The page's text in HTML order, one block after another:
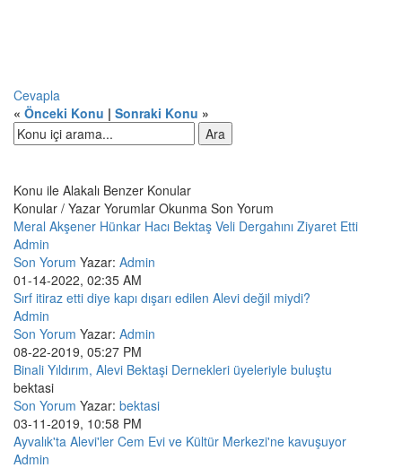
Cevapla
« Önceki Konu | Sonraki Konu »
Konu ile Alakalı Benzer Konular
Konular / Yazar Yorumlar Okunma Son Yorum
Meral Akşener Hünkar Hacı Bektaş Veli Dergahını Ziyaret Etti
Admin
Son Yorum Yazar: Admin
01-14-2022, 02:35 AM
Sırf itiraz etti diye kapı dışarı edilen Alevi değil miydi?
Admin
Son Yorum Yazar: Admin
08-22-2019, 05:27 PM
Binali Yıldırım, Alevi Bektaşi Dernekleri üyeleriyle buluştu
bektasi
Son Yorum Yazar: bektasi
03-11-2019, 10:58 PM
Ayvalık'ta Alevi'ler Cem Evi ve Kültür Merkezi'ne kavuşuyor
Admin